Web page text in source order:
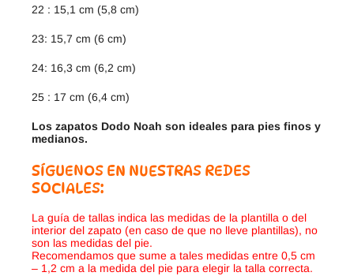
22 : 15,1 cm (5,8 cm)
23: 15,7 cm (6 cm)
24: 16,3 cm (6,2 cm)
25 : 17 cm (6,4 cm)
Los zapatos Dodo Noah son ideales para pies finos y
medianos.
SÍGUENOS EN NUESTRAS REDES
SOCIALES:
La guía de tallas indica las medidas de la plantilla o del
interior del zapato (en caso de que no lleve plantillas), no
son las medidas del pie.
Recomendamos que sume a tales medidas entre 0,5 cm
– 1,2 cm a la medida del pie para elegir la talla correcta.